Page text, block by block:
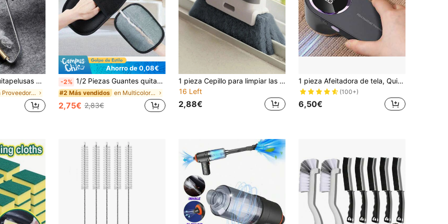
de la ropa, sofá, alfombra, manta y pelo de mascotas
en Proveedores de productos de limpieza para el ho
Ahorro de 0,08€
-2% 1/2 Piezas Guantes quitapelos antiestáticos para mascotas, cepillo de doble cara para desenredar, cepillo quitapelos para gatos - Guantes de aseo de doble cara, adecuados para muebles, asientos de coche, alfombras, ropa de cama | Reutilizables, lavables a máquina, para gatos y perros que se mudan | Diseño de malla negra, elimina el pelo de manera efectiva, herramienta quitapelos para mascotas, limpiador de muebles, material duradero
#2 Más vendidos en Multicolor Rodillos, cepillos y quitapelusas
2,75€ 2,83€
1 pieza Cepillo para limpiar las ranuras de las ventanas, cepillo 2 en 1 desmontable para ranuras de ventanas y puertas, herramienta de limpieza de ventanas de vidrio, cepillo para ranuras, herramienta de limpieza de ventanas, regalo para el Día de San Valentín, San Valentín, boda, cumpleaños
16 Left
2,88€
1 pieza Afeitadora de tela, Quitapelusas eléctrico, Depilador de suéter recargable por USB, Quitapelusas eléctrico, Pantalla LED, Quitapelusas, Quitapelusas, Quitapelusas portátil, Adecuado para ropa, ropa de cama, muebles, alfombras, sofás, artículos de limpieza, herramientas de limpieza
(100+)
6,50€